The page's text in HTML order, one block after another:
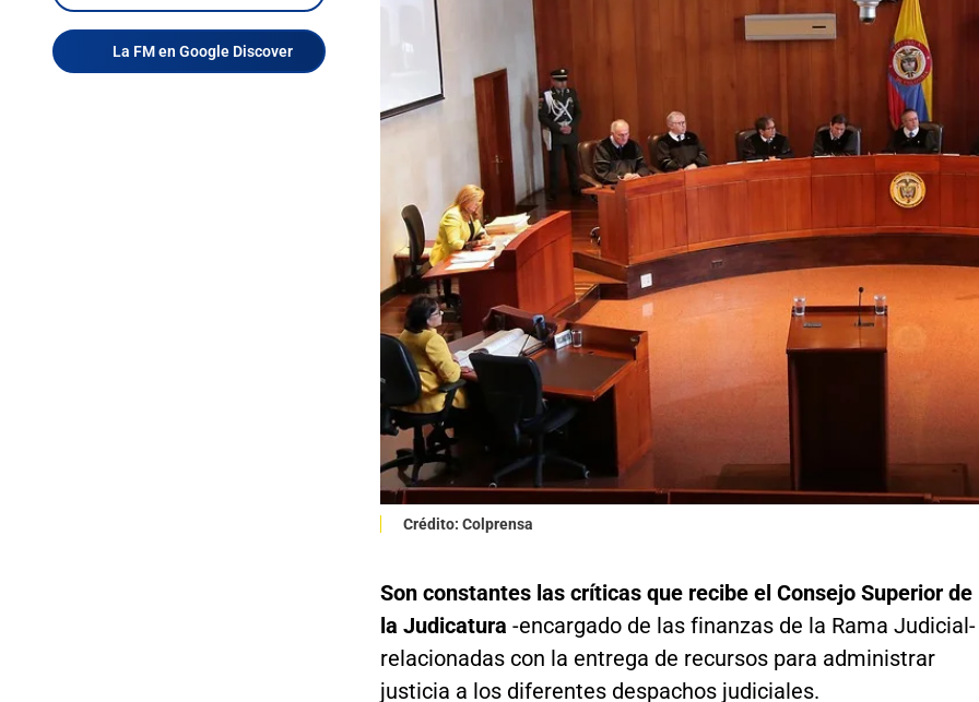
La FM en Google Discover
Crédito: Colprensa
Son constantes las críticas que recibe el Consejo Superior de
la Judicatura -encargado de las finanzas de la Rama Judicial-
relacionadas con la entrega de recursos para administrar
justicia a los diferentes despachos judiciales.